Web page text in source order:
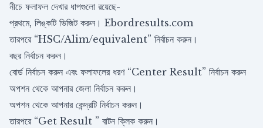
নীচে ফলাফল দেখার ধাপগুলো রয়েছে-
প্রথমে, লিঙ্কটি ভিজিট করুন। Ebordresults.com
তারপরে “HSC/Alim/equivalent” নির্বাচন করুন।
বছর নির্বাচন করুন।
বোর্ড নির্বাচন করুন এবং ফলাফলের ধরণ “Center Result” নির্বাচন করুন
অপশন থেকে আপনার জেলা নির্বাচন করুন।
অপশন থেকে আপনার কেন্দ্রটি নির্বাচন করুন।
তারপরে “Get Result ” বাটন ক্লিক করুন।